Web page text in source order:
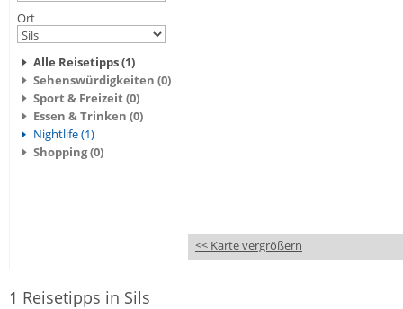
Ort
Alle Reisetipps (1)
Sehenswürdigkeiten (0)
Sport & Freizeit (0)
Essen & Trinken (0)
Nightlife (1)
Shopping (0)
<< Karte vergrößern
1 Reisetipps in Sils